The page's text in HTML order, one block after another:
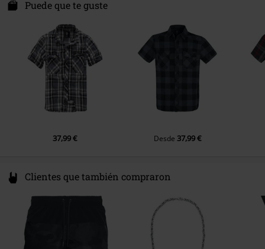
Spichernstraße 6A
info@brandit-wear.com
Puede que te guste
37,99 € Desde 37,99 €
Clientes que también compraron